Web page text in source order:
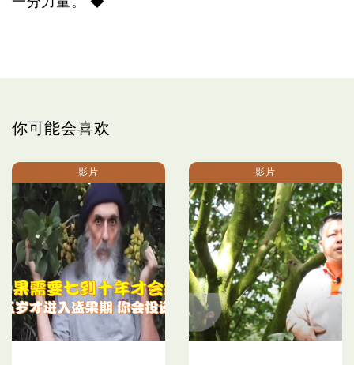
你可能会喜欢
影片 影片